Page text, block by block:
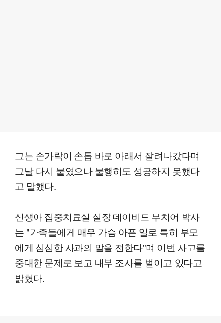
그는 손가락이 손톱 바로 아래서 잘려나갔다며
그날 다시 붙였으나 불행히도 성공하지 못했다
고 말했다.
신생아 집중치료실 실장 데이비드 부치어 박사
는 "가족들에게 매우 가슴 아픈 일로 특히 부모
에게 심심한 사과의 말을 전한다"며 이번 사고를
중대한 문제로 보고 내부 조사를 벌이고 있다고
밝혔다.